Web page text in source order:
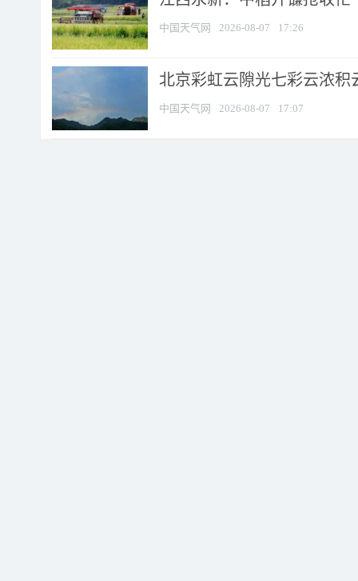
中国天气网 2026-08-07 17:26
北京彩虹云隙光七彩云浓积
中国天气网 2026-08-07 17:07